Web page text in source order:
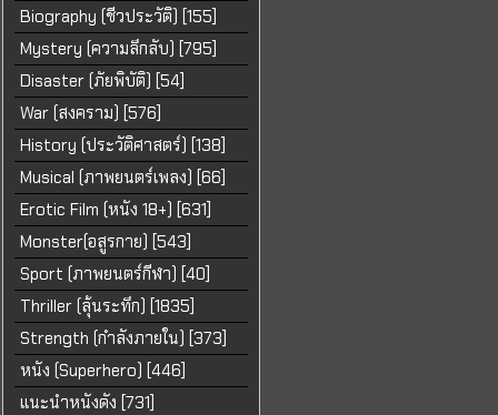
Biography (ชีวประวัติ) [155]
Mystery (ความลึกลับ) [795]
Disaster (ภัยพิบัติ) [54]
War (สงคราม) [576]
History (ประวัติศาสตร์) [138]
Musical (ภาพยนตร์เพลง) [66]
Erotic Film (หนัง 18+) [631]
Monster(อสูรกาย) [543]
Sport (ภาพยนตร์กีฬา) [40]
Thriller (ลุ้นระทึก) [1835]
Strength (กำลังภายใน) [373]
หนัง (Superhero) [446]
แนะนำหนังดัง [731]